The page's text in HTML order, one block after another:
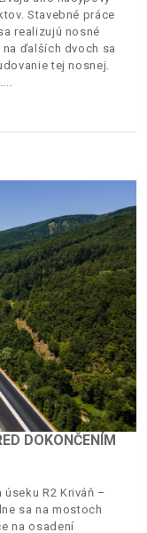
Stavebné práce
realizujú nosné
ďalších dvoch sa
tej nosnej.
DOKONČENÍM
R2 Kriváň –
sa na mostoch
na osadení